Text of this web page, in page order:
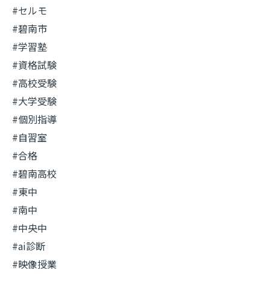
#セルモ
#碧南市
#学習塾
#資格試験
#高校受験
#大学受験
#個別指導
#自習室
#合格
#碧南高校
#東中
#南中
#中央中
#ai診断
#映像授業